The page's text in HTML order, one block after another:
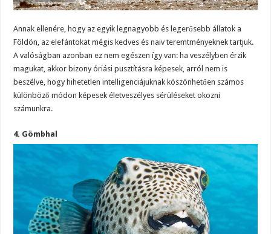
Annak ellenére, hogy az egyik legnagyobb és legerősebb állatok a
Földön, az elefántokat mégis kedves és naiv teremtményeknek tartjuk.
A valóságban azonban ez nem egészen így van: ha veszélyben érzik
magukat, akkor bizony óriási pusztításra képesek, arról nem is
beszélve, hogy hihetetlen intelligenciájuknak köszönhetően számos
különböző módon képesek életveszélyes sérüléseket okozni
számunkra.
4. Gömbhal